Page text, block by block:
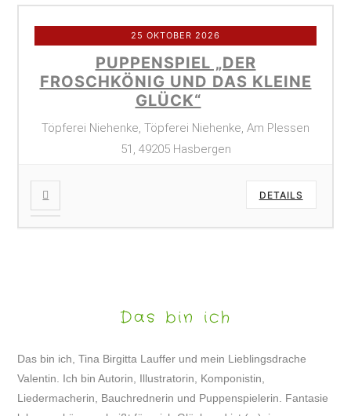
25 OKTOBER 2026
PUPPENSPIEL „DER
FROSCHKÖNIG UND DAS KLEINE
GLÜCK“
Töpferei Niehenke, Töpferei Niehenke, Am Plessen
51, 49205 Hasbergen
DETAILS
Das bin ich
Das bin ich, Tina Birgitta Lauffer und mein Lieblingsdrache
Valentin. Ich bin Autorin, Illustratorin, Komponistin,
Liedermacherin, Bauchrednerin und Puppenspielerin. Fantasie